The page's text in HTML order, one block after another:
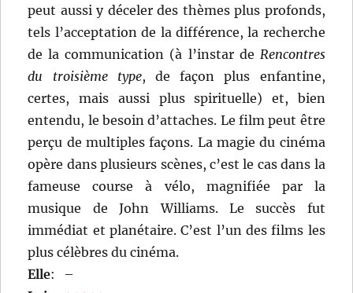
peut aussi y déceler des thèmes plus profonds,
tels l’acceptation de la différence, la recherche
de la communication (à l’instar de Rencontres
du troisième type, de façon plus enfantine,
certes, mais aussi plus spirituelle) et, bien
entendu, le besoin d’attaches. Le film peut être
perçu de multiples façons. La magie du cinéma
opère dans plusieurs scènes, c’est le cas dans la
fameuse course à vélo, magnifiée par la
musique de John Williams. Le succès fut
immédiat et planétaire. C’est l’un des films les
plus célèbres du cinéma.
Elle:
–